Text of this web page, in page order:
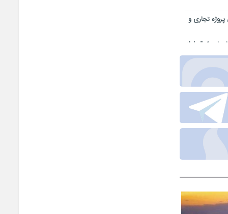
پروژه تجاری و
شرقی/ از
کیفیت
آزاد ارس
تمامی
سهند در
مواقع